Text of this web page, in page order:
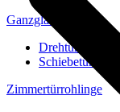
Ganzglastüren
Drehtüren
Schiebetüren
Zimmertürrohlinge